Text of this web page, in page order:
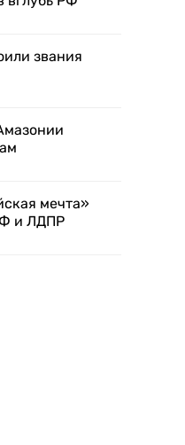
звания
мечта»
и ЛДПР